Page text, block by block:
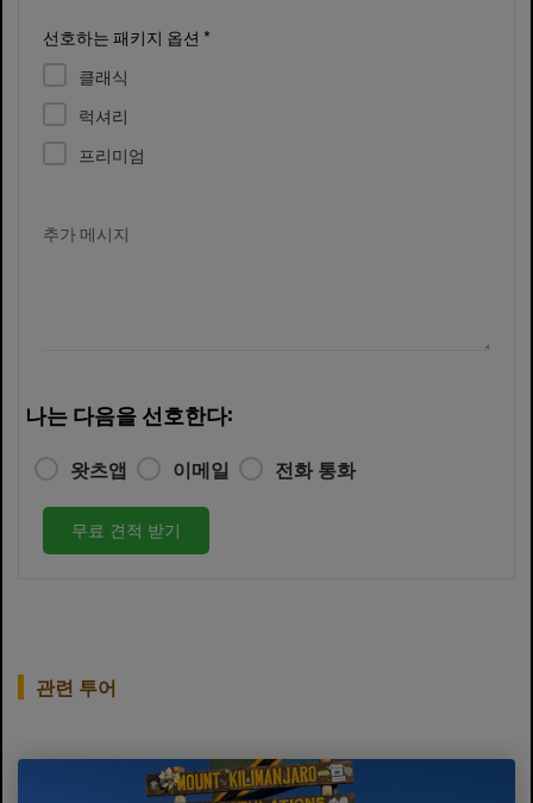
선호하는 패키지 옵션 *
클래식
럭셔리
프리미엄
추가 메시지
나는 다음을 선호한다:
왓츠앱 이메일 전화 통화
무료 견적 받기
관련 투어